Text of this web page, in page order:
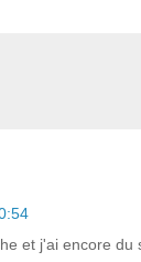
et j'ai encore du